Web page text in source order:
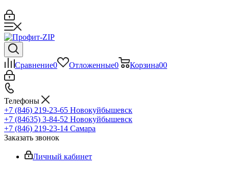
Сравнение0 Отложенные0 Корзина00
Телефоны
+7 (846) 219-23-65 Новокуйбышевск
+7 (84635) 3-84-52 Новокуйбышевск
+7 (846) 219-23-14 Самара
Заказать звонок
Личный кабинет